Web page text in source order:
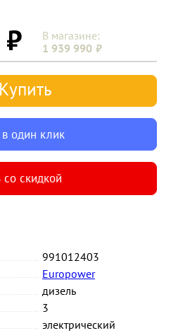
1 939 990
Купить
один клик
со скидкой
991012403
Europower
дизель
3
электрический